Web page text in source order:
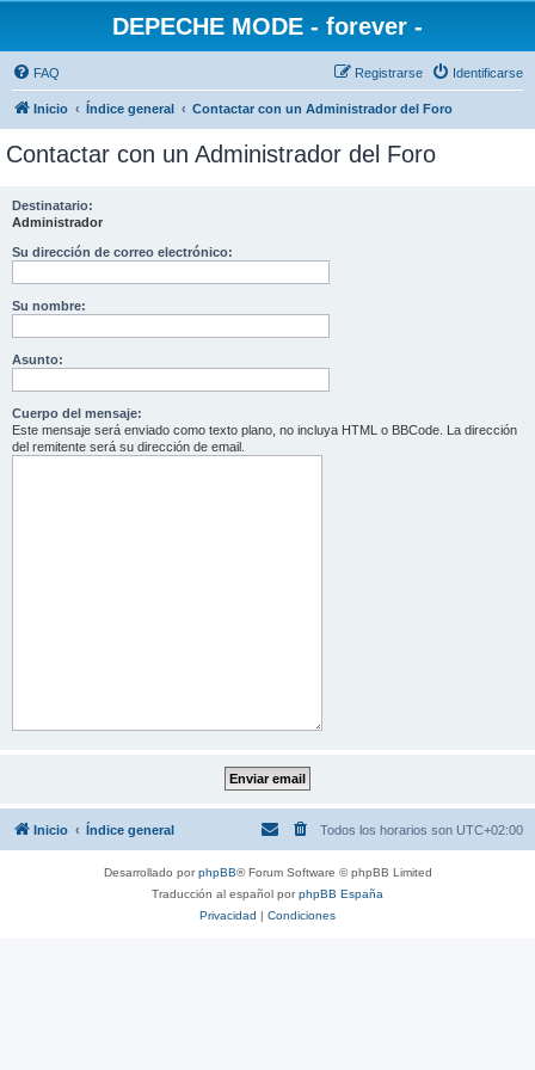
DEPECHE MODE - forever -
FAQ Identificarse
Registrarse
Inicio Índice general Contactar con un Administrador del Foro
Contactar con un Administrador del Foro
Destinatario:
Administrador
Su dirección de correo electrónico:
Su nombre:
Asunto:
Cuerpo del mensaje:
Este mensaje será enviado como texto plano, no incluya HTML o BBCode. La dirección
del remitente será su dirección de email.
Inicio Índice general Todos los horarios son UTC+02:00
Desarrollado porphpBB® Forum Software © phpBB Limited
Traducción al español porphpBB España
Privacidad | Condiciones